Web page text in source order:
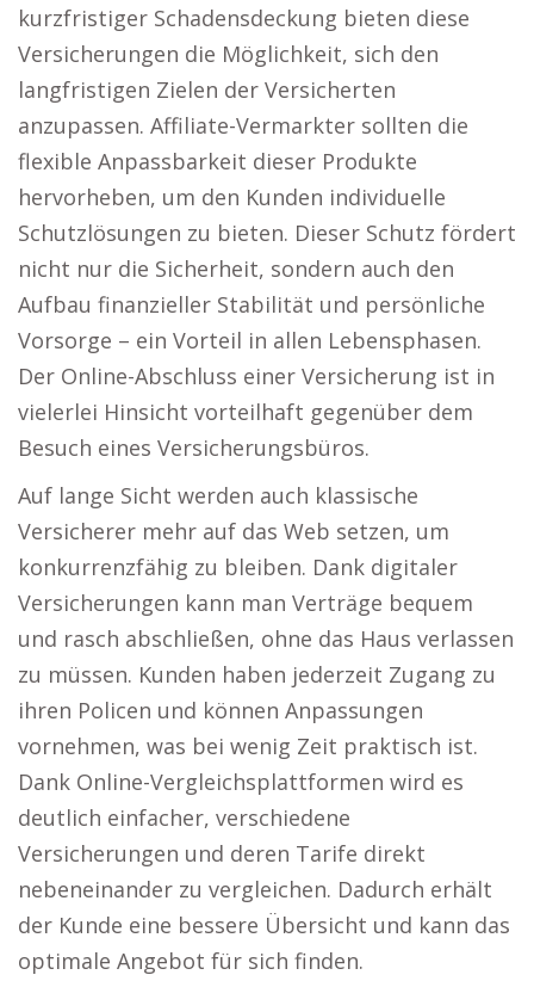
kurzfristiger Schadensdeckung bieten diese
Versicherungen die Möglichkeit, sich den
langfristigen Zielen der Versicherten
anzupassen. Affiliate-Vermarkter sollten die
flexible Anpassbarkeit dieser Produkte
hervorheben, um den Kunden individuelle
Schutzlösungen zu bieten. Dieser Schutz fördert
nicht nur die Sicherheit, sondern auch den
Aufbau finanzieller Stabilität und persönliche
Vorsorge – ein Vorteil in allen Lebensphasen.
Der Online-Abschluss einer Versicherung ist in
vielerlei Hinsicht vorteilhaft gegenüber dem
Besuch eines Versicherungsbüros.
Auf lange Sicht werden auch klassische
Versicherer mehr auf das Web setzen, um
konkurrenzfähig zu bleiben. Dank digitaler
Versicherungen kann man Verträge bequem
und rasch abschließen, ohne das Haus verlassen
zu müssen. Kunden haben jederzeit Zugang zu
ihren Policen und können Anpassungen
vornehmen, was bei wenig Zeit praktisch ist.
Dank Online-Vergleichsplattformen wird es
deutlich einfacher, verschiedene
Versicherungen und deren Tarife direkt
nebeneinander zu vergleichen. Dadurch erhält
der Kunde eine bessere Übersicht und kann das
optimale Angebot für sich finden.